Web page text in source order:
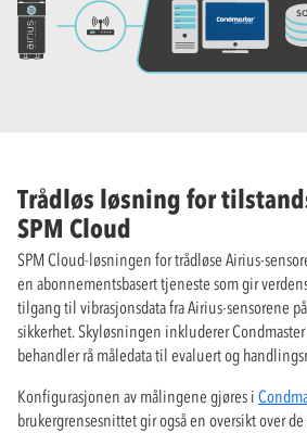
Trådløs løsning for
SPM Cloud
SPM Cloud-løsningen for trådløse Airius-
en abonnementsbasert tjeneste som gir
tilgang til vibrasjonsdata fra Airius-sensorene
sikkerhet. Skyløsningen inkluderer
behandler rå måledata til evaluert og
Konfigurasjonen av målingene gjøres i
brukergrensesnittet gir også en oversikt over